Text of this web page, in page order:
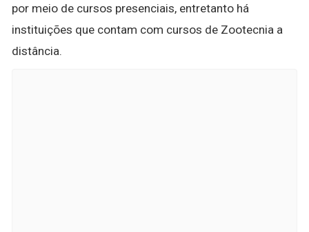
por meio de cursos presenciais, entretanto há
instituições que contam com cursos de Zootecnia a
distância.